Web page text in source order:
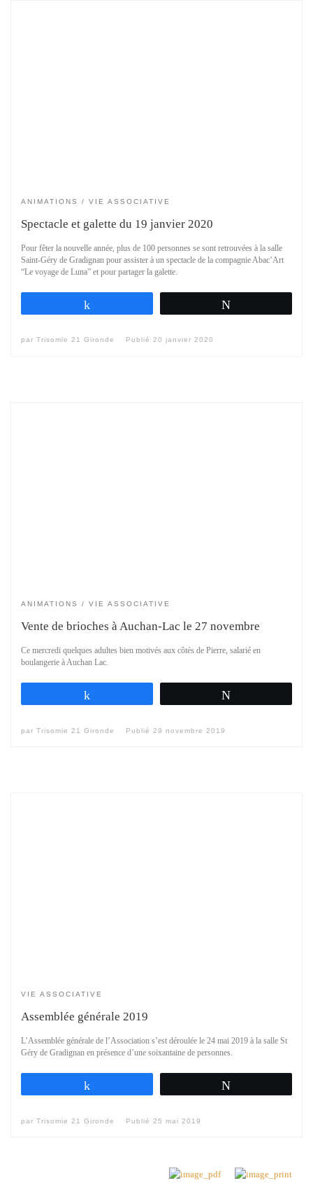
ANIMATIONS VIE ASSOCIATIVE
Spectacle et galette du 19 janvier 2020
Pour fêter la nouvelle année, plus de 100 personnes se sont retrouvées à la salle
Saint-Géry de Gradignan pour assister à un spectacle de la compagnie Abac’Art
“Le voyage de Luna” et pour partager la galette.
par Trisomie 21 Gironde Publié 20 janvier 2020
ANIMATIONS VIE ASSOCIATIVE
Vente de brioches à Auchan-Lac le 27 novembre
Ce mercredi quelques adultes bien motivés aux côtés de Pierre, salarié en
boulangerie à Auchan Lac.
par Trisomie 21 Gironde Publié 29 novembre 2019
VIE ASSOCIATIVE
Assemblée générale 2019
L’Assemblée générale de l’Association s’est déroulée le 24 mai 2019 à la salle St
Géry de Gradignan en présence d’une soixantaine de personnes.
par Trisomie 21 Gironde Publié 25 mai 2019